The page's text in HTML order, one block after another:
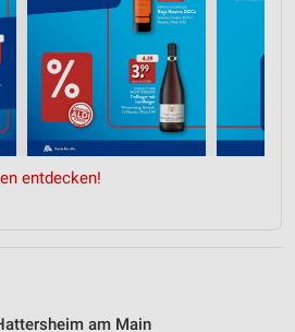
entdecken!
am Main